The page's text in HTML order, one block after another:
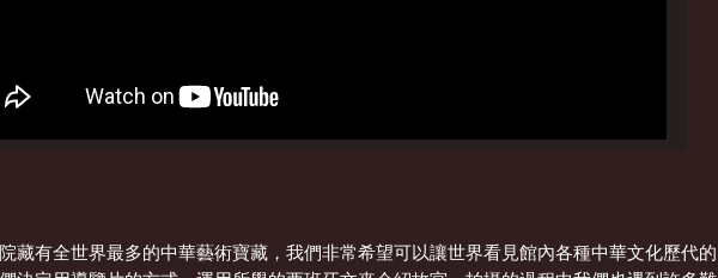
藏有全世界最多的中華藝術寶藏，我們非常希望可以讓世界看見館內各種中華文化歷代的